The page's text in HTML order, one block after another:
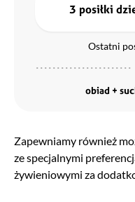
3 posiłki
Ostatni
obiad +
Zapewniamy również
ze specjalnymi
żywieniowymi za